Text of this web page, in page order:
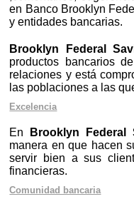
en Banco Brooklyn
y entidades bancarias.
Brooklyn Federal
productos bancarios
relaciones y está
las poblaciones a las
Excelencia
En Brooklyn Federal
manera en que hacen
servir bien a sus
financieras.
Comunidad bancaria